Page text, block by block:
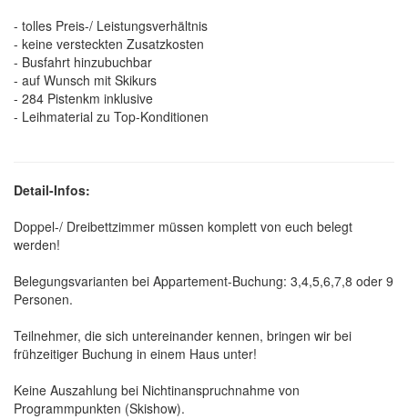
- tolles Preis-/ Leistungsverhältnis
- keine versteckten Zusatzkosten
- Busfahrt hinzubuchbar
- auf Wunsch mit Skikurs
- 284 Pistenkm inklusive
- Leihmaterial zu Top-Konditionen
Detail-Infos:
Doppel-/ Dreibettzimmer müssen komplett von euch belegt
werden!
Belegungsvarianten bei Appartement-Buchung: 3,4,5,6,7,8 oder 9
Personen.
Teilnehmer, die sich untereinander kennen, bringen wir bei
frühzeitiger Buchung in einem Haus unter!
Keine Auszahlung bei Nichtinanspruchnahme von
Programmpunkten (Skishow).